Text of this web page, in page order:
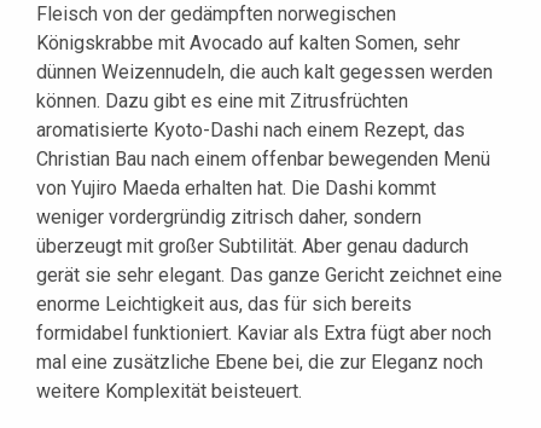
Fleisch von der gedämpften norwegischen
Königskrabbe mit Avocado auf kalten Somen, sehr
dünnen Weizennudeln, die auch kalt gegessen werden
können. Dazu gibt es eine mit Zitrusfrüchten
aromatisierte Kyoto-Dashi nach einem Rezept, das
Christian Bau nach einem offenbar bewegenden Menü
von Yujiro Maeda erhalten hat. Die Dashi kommt
weniger vordergründig zitrisch daher, sondern
überzeugt mit großer Subtilität. Aber genau dadurch
gerät sie sehr elegant. Das ganze Gericht zeichnet eine
enorme Leichtigkeit aus, das für sich bereits
formidabel funktioniert. Kaviar als Extra fügt aber noch
mal eine zusätzliche Ebene bei, die zur Eleganz noch
weitere Komplexität beisteuert.